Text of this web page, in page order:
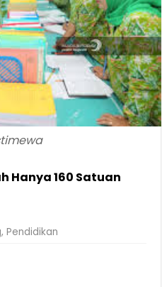
Hanya 160 Satuan
,Pendidikan